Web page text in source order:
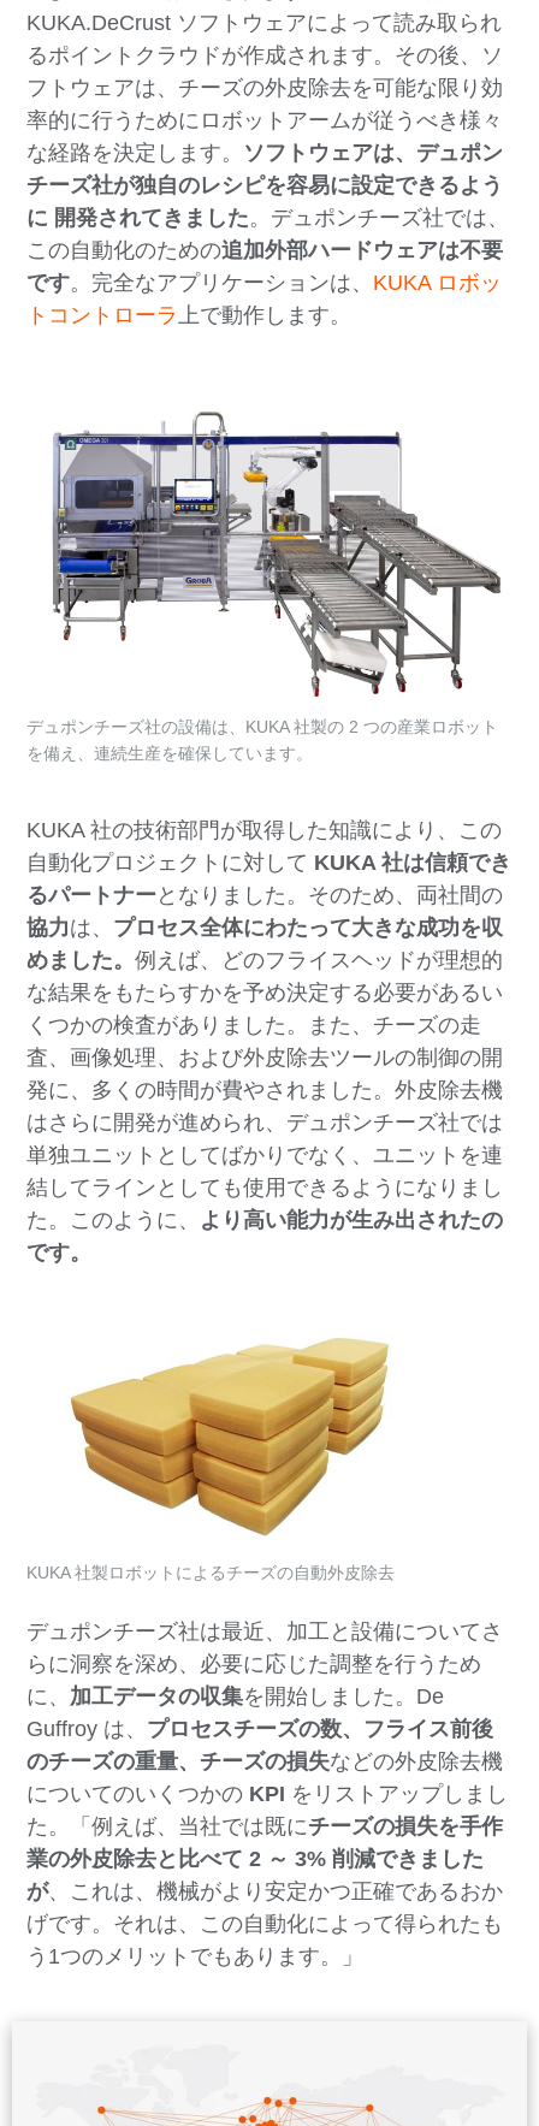
KUKA.DeCrust ソフトウェアによって読み取られ
るポイントクラウドが作成されます。その後、ソ
フトウェアは、チーズの外皮除去を可能な限り効
率的に行うためにロボットアームが従うべき様々
な経路を決定します。 ソフトウェアは、デュポン
チーズ社が独自のレシピを容易に設定できるよう
に 開発されてきました。デュポンチーズ社では、
この自動化のための追加外部ハードウェアは不要
です。完全なアプリケーションは、 KUKA ロボッ
トコントローラ上で動作します。
デュポンチーズ社の設備は、KUKA 社製の 2 つの産業ロボット
を備え、連続生産を確保しています。
KUKA 社の技術部門が取得した知識により、この
自動化プロジェクトに対して KUKA 社は信頼でき
るパートナーとなりました。そのため、両社間の
協力は、 プロセス全体にわたって大きな成功を収
めました。例えば、どのフライスヘッドが理想的
な結果をもたらすかを予め決定する必要があるい
くつかの検査がありました。また、チーズの走
査、画像処理、および外皮除去ツールの制御の開
発に、多くの時間が費やされました。外皮除去機
はさらに開発が進められ、デュポンチーズ社では
単独ユニットとしてばかりでなく、ユニットを連
結してラインとしても使用できるようになりまし
た。このように、 より高い能力が生み出されたの
です。
デュポンチーズ社は最近、加工と設備についてさ
らに洞察を深め、必要に応じた調整を行うため
に、 加工データの収集を開始しました。De
Guffroy は、 プロセスチーズの数、フライス前後
のチーズの重量、チーズの損失などの外皮除去機
についてのいくつかの KPI をリストアップしまし
た。「例えば、当社では既にチーズの損失を手作
業の外皮除去と比べて 2 ～ 3% 削減できました
が、これは、機械がより安定かつ正確であるおか
げです。それは、この自動化によって得られたも
う1つのメリットでもあります。」
KUKA 社製ロボットによるチーズの自動外皮除去